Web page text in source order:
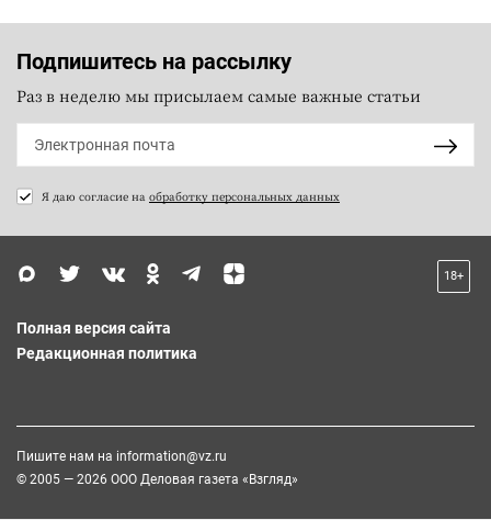
Подпишитесь на рассылку
Раз в неделю мы присылаем самые важные статьи
Я даю согласие на обработку персональных данных
18+
Полная версия сайта
Редакционная политика
Пишите нам на information@vz.ru
© 2005 — 2026 ООО Деловая газета «Взгляд»